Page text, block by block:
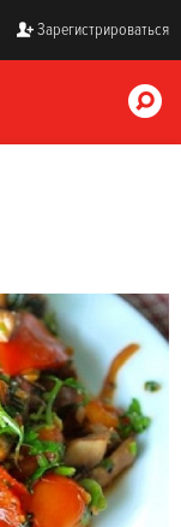
Зарегистрироваться